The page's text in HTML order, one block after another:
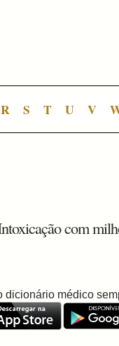
R S T U V
com
dicionário médico